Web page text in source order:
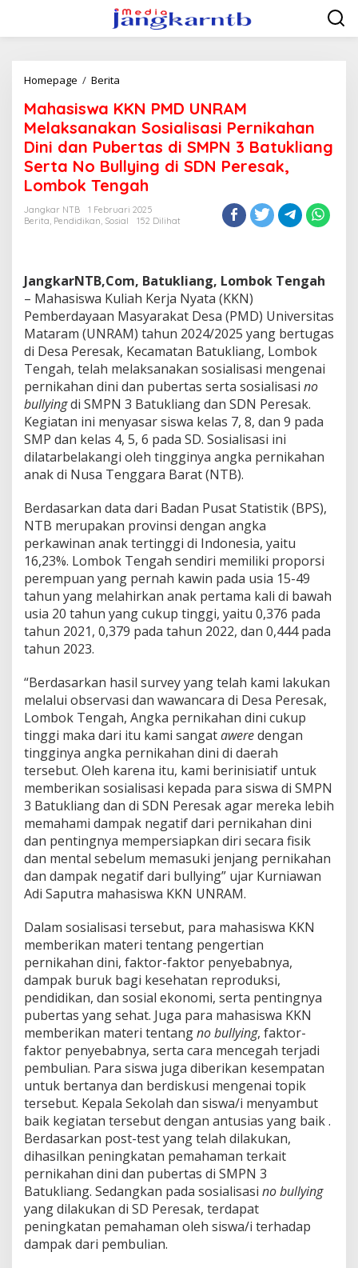
konten
Homepage / Berita
PMD
UNRAM
Melaksanakan
Sosialisasi
Pernikahan
Dini
dan
Pubertas
di
Serta
No
Bullying
di
SDN
Peresak,
Lombok
Tengah
Mahasiswa KKN PMD UNRAM
Melaksanakan Sosialisasi Pernikahan
Dini dan Pubertas di SMPN 3 Batukliang
Serta No Bullying di SDN Peresak,
Lombok Tengah
Jangkar NTB
1 Februari 2025
Berita, Pendidikan, Sosial 152 Dilihat
JangkarNTB,Com, Batukliang, Lombok Tengah
– Mahasiswa Kuliah Kerja Nyata (KKN)
Pemberdayaan Masyarakat Desa (PMD) Universitas
Mataram (UNRAM) tahun 2024/2025 yang bertugas
di Desa Peresak, Kecamatan Batukliang, Lombok
Tengah, telah melaksanakan sosialisasi mengenai
pernikahan dini dan pubertas serta sosialisasi no
bullyingdi SMPN 3 Batukliang dan SDN Peresak.
Kegiatan ini menyasar siswa kelas 7, 8, dan 9 pada
SMP dan kelas 4, 5, 6 pada SD. Sosialisasi ini
dilatarbelakangi oleh tingginya angka pernikahan
anak di Nusa Tenggara Barat (NTB).
Berdasarkan data dari Badan Pusat Statistik (BPS),
NTB merupakan provinsi dengan angka
perkawinan anak tertinggi di Indonesia, yaitu
16,23%. Lombok Tengah sendiri memiliki proporsi
perempuan yang pernah kawin pada usia 15-49
tahun yang melahirkan anak pertama kali di bawah
usia 20 tahun yang cukup tinggi, yaitu 0,376 pada
tahun 2021, 0,379 pada tahun 2022, dan 0,444 pada
tahun 2023.
“Berdasarkan hasil survey yang telah kami lakukan
melalui observasi dan wawancara di Desa Peresak,
Lombok Tengah, Angka pernikahan dini cukup
tinggi maka dari itu kami sangataweredengan
tingginya angka pernikahan dini di daerah
tersebut. Oleh karena itu, kami berinisiatif untuk
memberikan sosialisasi kepada para siswa di SMPN
3 Batukliang dan di SDN Peresak agar mereka lebih
memahami dampak negatif dari pernikahan dini
dan pentingnya mempersiapkan diri secara fisik
dan mental sebelum memasuki jenjang pernikahan
dan dampak negatif dari bullying” ujar Kurniawan
Adi Saputra mahasiswa KKN UNRAM.
Dalam sosialisasi tersebut, para mahasiswa KKN
memberikan materi tentang pengertian
pernikahan dini, faktor-faktor penyebabnya,
dampak buruk bagi kesehatan reproduksi,
pendidikan, dan sosial ekonomi, serta pentingnya
pubertas yang sehat. Juga para mahasiswa KKN
memberikan materi tentangno bullying, faktor-
faktor penyebabnya, serta cara mencegah terjadi
pembulian. Para siswa juga diberikan kesempatan
untuk bertanya dan berdiskusi mengenai topik
tersebut. Kepala Sekolah dan siswa/i menyambut
baik kegiatan tersebut dengan antusias yang baik .
Berdasarkan post-test yang telah dilakukan,
dihasilkan peningkatan pemahaman terkait
pernikahan dini dan pubertas di SMPN 3
Batukliang. Sedangkan pada sosialisasi no bullying
yang dilakukan di SD Peresak, terdapat
peningkatan pemahaman oleh siswa/i terhadap
dampak dari pembulian.